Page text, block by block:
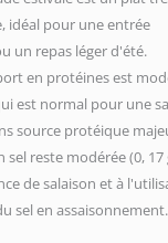
idéal pour une entrée
un repas léger d'été.
en protéines est
est normal pour une
source protéique
sel reste modérée (0,
de salaison et à
sel en assaisonnement.